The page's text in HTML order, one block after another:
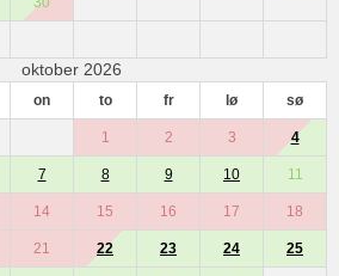
oktober 2026
on to fr lø sø
1 2 3 4
7 8 9 10 11
14 15 16 17 18
21 22 23 24 25